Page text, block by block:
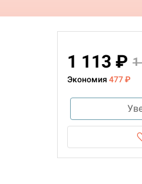
1 113 ₽ 1
Экономия 477 ₽